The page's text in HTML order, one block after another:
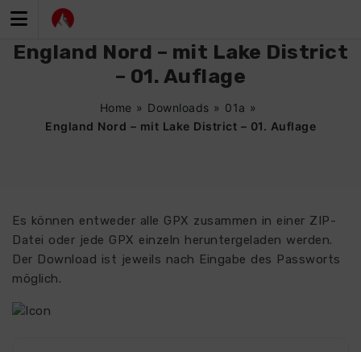
Inhalt
England Nord – mit Lake District
– 01. Auflage
Home » Downloads » 01a »
England Nord – mit Lake District – 01. Auflage
Es können entweder alle GPX zusammen in einer ZIP-
Datei oder jede GPX einzeln heruntergeladen werden.
Der Download ist jeweils nach Eingabe des Passworts
möglich.